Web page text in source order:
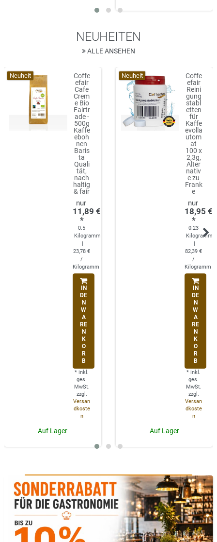
NEUHEITEN
ALLE ANSEHEN
Neuheit
Coffe
efair
Cafe
Crem
e Bio
Fairtr
ade -
500g
Kaffe
eboh
nen
Baris
ta
Quali
tät,
nach
haltig
& fair
11,89 €
*
0.5
Kilogramm
23,78 €
/
Kilogramm
IN
DE
N
W
A
RE
N
K
O
R
B
* inkl.
ges.
MwSt.
zzgl.
Versan
dkoste
n
Auf Lager
Neuheit
Coffe
efair
Reini
gung
stabl
etten
für
Kaffe
evolla
utom
at
100 x
2,3g,
Alter
nativ
e zu
Frank
e
18,95 €
*
0.23
Kilogramm
82,39 €
/
Kilogramm
IN
DE
N
W
A
RE
N
K
O
R
B
* inkl.
ges.
MwSt.
zzgl.
Versan
dkoste
n
Auf Lager